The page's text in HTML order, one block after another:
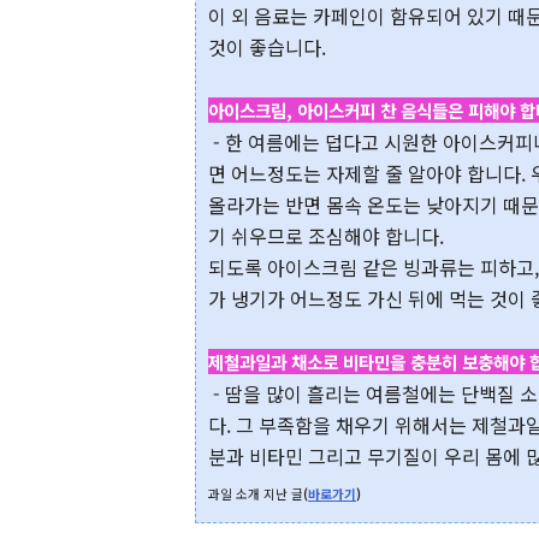
이 외 음료는 카페인이 함유되어 있기
것이 좋습니다.
아이스크림, 아이스커피 찬 음식들은 피해야
- 한 여름에는 덥다고 시원한 아이스커
면 어느정도는 자제할 줄 알아야 합니다.
올라가는 반면 몸속 온도는 낮아지기 때
기 쉬우므로 조심해야 합니다.
되도록 아이스크림 같은 빙과류는 피하
가 냉기가 어느정도 가신 뒤에 먹는 것이
제철과일과 채소로 비타민을 충분히 보충해야
- 땀을 많이 흘리는 여름철에는 단백질
다. 그 부족함을 채우기 위해서는 제철과
분과 비타민 그리고 무기질이 우리 몸에
과일 소개 지난 글(바로가기)